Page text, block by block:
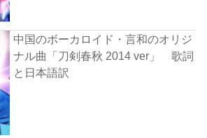
中国のボーカロイド・言和のオリジ
ナル曲「刀剣春秋 2014 ver」 歌詞
と日本語訳